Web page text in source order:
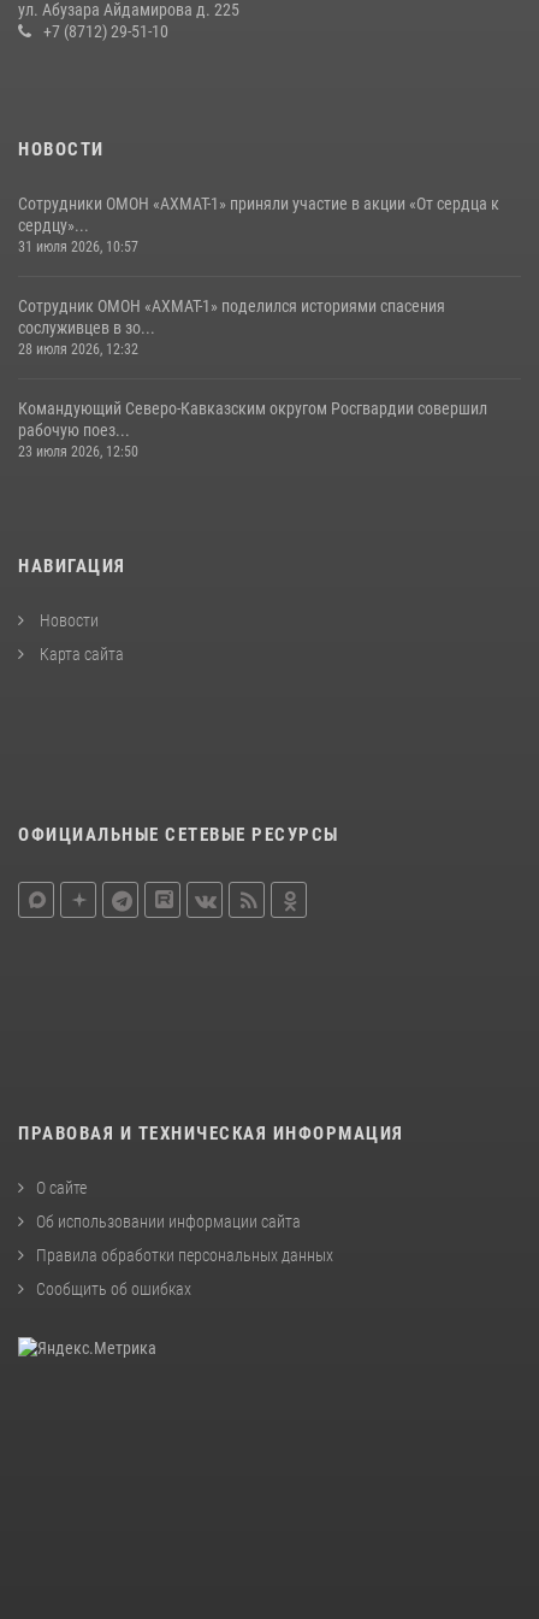
сослуживцев в зоне СВО
ул. Абузара Айдамирова д. 225
+7 (8712) 29-51-10
НОВОСТИ
Сотрудники ОМОН «АХМАТ-1» приняли участие в акции «От сердца к
сердцу»...
31 июля 2026, 10:57
Сотрудник ОМОН «АХМАТ-1» поделился историями спасения
сослуживцев в зо...
28 июля 2026, 12:32
Командующий Северо-Кавказским округом Росгвардии совершил
рабочую поез...
23 июля 2026, 12:50
НАВИГАЦИЯ
Новости
Карта сайта
ОФИЦИАЛЬНЫЕ СЕТЕВЫЕ РЕСУРСЫ
ПРАВОВАЯ И ТЕХНИЧЕСКАЯ ИНФОРМАЦИЯ
О сайте
Об использовании информации сайта
Правила обработки персональных данных
Сообщить об ошибках